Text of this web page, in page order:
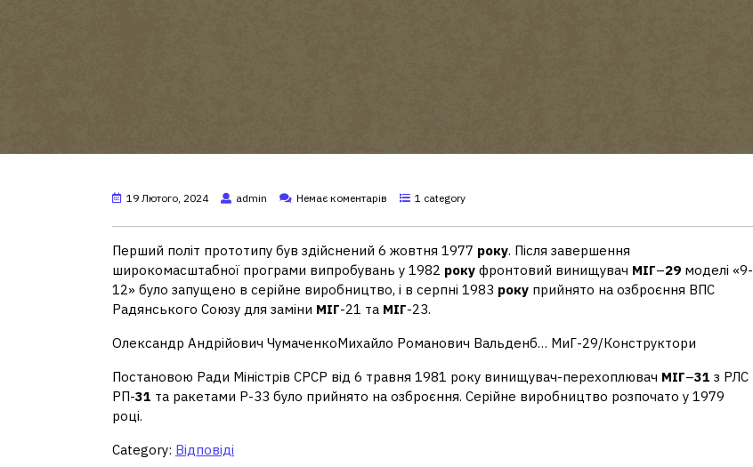
19 Лютого, 2024 admin Немає коментарів 1 category
Перший політ прототипу був здійснений 6 жовтня 1977 року. Після завершення
широкомасштабної програми випробувань у 1982 року фронтовий винищувач МІГ–29 моделі «9-
12» було запущено в серійне виробництво, і в серпні 1983 року прийнято на озброєння ВПС
Радянського Союзу для заміни МІГ-21 та МІГ-23.
Олександр Андрійович ЧумаченкоМихайло Романович Вальденб… МиГ-29/Конструктори
Постановою Ради Міністрів СРСР від 6 травня 1981 року винищувач-перехоплювач МІГ–31 з РЛС
РП-31 та ракетами Р-33 було прийнято на озброєння. Серійне виробництво розпочато у 1979
році.
Category: Відповіді